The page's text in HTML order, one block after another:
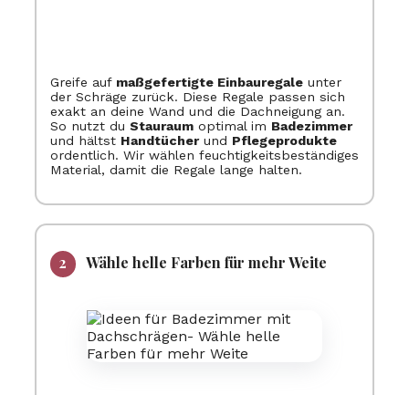
Greife auf maßgefertigte Einbauregaleunter
der Schräge zurück. Diese Regale passen sich
exakt an deine Wand und die Dachneigung an.
So nutzt du Stauraumoptimal im Badezimmer
und hältst Handtücherund Pflegeprodukte
ordentlich. Wir wählen feuchtigkeitsbeständiges
Material, damit die Regale lange halten.
Wähle helle Farben für mehr Weite